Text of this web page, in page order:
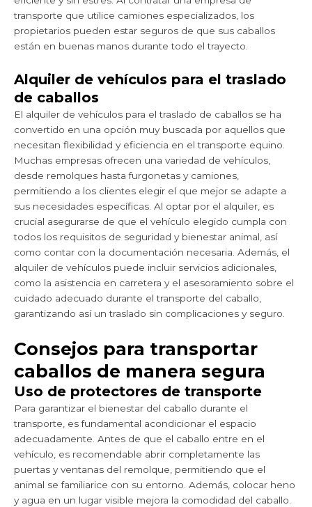
transporte que utilice camiones especializados, los
propietarios pueden estar seguros de que sus caballos
están en buenas manos durante todo el trayecto.
Alquiler de vehículos para el traslado
de caballos
El alquiler de vehículos para el traslado de caballos se ha
convertido en una opción muy buscada por aquellos que
necesitan flexibilidad y eficiencia en el transporte equino.
Muchas empresas ofrecen una variedad de vehículos,
desde remolques hasta furgonetas y camiones,
permitiendo a los clientes elegir el que mejor se adapte a
sus necesidades específicas. Al optar por el alquiler, es
crucial asegurarse de que el vehículo elegido cumpla con
todos los requisitos de seguridad y bienestar animal, así
como contar con la documentación necesaria. Además, el
alquiler de vehículos puede incluir servicios adicionales,
como la asistencia en carretera y el asesoramiento sobre el
cuidado adecuado durante el transporte del caballo,
garantizando así un traslado sin complicaciones y seguro.
Consejos para transportar
caballos de manera segura
Uso de protectores de transporte
Para garantizar el bienestar del caballo durante el
transporte, es fundamental acondicionar el espacio
adecuadamente. Antes de que el caballo entre en el
vehículo, es recomendable abrir completamente las
puertas y ventanas del remolque, permitiendo que el
animal se familiarice con su entorno. Además, colocar heno
y agua en un lugar visible mejora la comodidad del caballo.